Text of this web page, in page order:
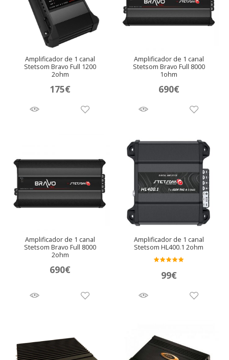
Amplificador de 1 canal
Stetsom Bravo Full 1200
2ohm
175€
Amplificador de 1 canal
Stetsom Bravo Full 8000
1ohm
690€
Amplificador de 1 canal
Stetsom Bravo Full 8000
2ohm
690€
Amplificador de 1 canal
Stetsom HL400.1 2ohm
do en
99€